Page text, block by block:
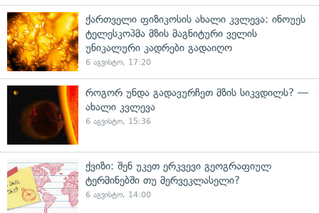
ქართველი ფიზიკოსის ახალი კვლევა: ინოუეს
ტელესკოპმა მზის მაგნიტური ველის
უნიკალური კადრები გადაიღო
6 აგვისტო, 17:20
როგორ უნდა გადავურჩეთ მზის სიკვდილს? —
ახალი კვლევა
6 აგვისტო, 15:36
ქვიზი: შენ უკეთ ერკვევი გეოგრაფიულ
ტერმინებში თუ მერვეკლასელი?
6 აგვისტო, 14:00